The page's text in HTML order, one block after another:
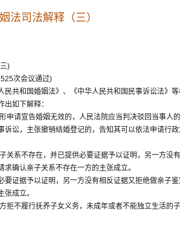
法司法解释（三）
)
次会议通过)
民共和国婚姻法》、《中华人民共和国民事诉讼法》
如下解释：
申请宣告婚姻无效的，人民法院应当判决驳回当事人的
诉讼，主张撤销结婚登记的，告知其可以依法申请行
关系不存在，并已提供必要证据予以证明，另一方没
确认亲子关系不存在一方的主张成立。
证据予以证明，另一方没有相反证据又拒绝做亲子鉴
成立。
拒不履行抚养子女义务，未成年或者不能独立生活的